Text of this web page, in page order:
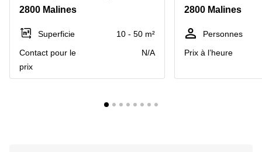
2800 Malines
Superficie
10 - 50 m²
Contact pour le
prix
N/A
2800 Malines
Personnes
Prix à l’heure